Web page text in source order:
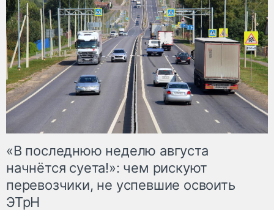
«В последнюю неделю августа
начнётся суета!»: чем рискуют
перевозчики, не успевшие освоить
ЭТрН